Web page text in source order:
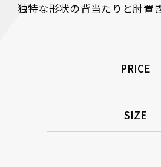
独特な形状の背当たりと肘置
PRICE
SIZE